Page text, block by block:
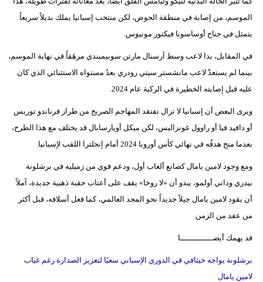
الموسم، من إصابة في منطقة الحوض، لكن منتخب إسبانيا يملك بديلاً سريعاً
يتمثل في جناح أوساسونا فيكتور مونيوس.
في المقابل، بدا لاعب وسط آرسنال مارتن سوبيميندي مرهَقاً في نهاية الموسم،
بينما لم يستعدْ لاعب مانشستر سيتي رودري بعدُ مستواه الاستثنائي الذي كان
عليه قبل إصابته الخطيرة في الركبة عام 2024.
ويرى البعض أن إسبانيا لا تزال تفتقد المهاجم الصريح من طراز فرناندو توريس
أو دافيد فيا أو راوول غونزاليس، لكن ميكل أويارسابال قد يختلف مع هذا الطرح،
بعدما منح هدفُه في نهائي كأس أوروبا 2024 أمام إنجلترا اللقب لإسبانيا.
ومع وجود لامين يامال كصانع ألعاب أول، ودعم قوي من زميليه في برشلونة
بيدري وداني أولمو، يبدو أن «لا روخا» يقف على أعتاب حقبة ذهبية جديدة، آملاً
أن يقود لامين يامال جيلاً جديداً نحو المجد العالمي، كما فعل أسلافه، قبل أكثر
من عقد من الزمن.
قد يهمك أيضــــــــــــــا
برشلونة يواجه خيتافي في الدوري الإسباني سعيًا لتعزيز الصدارة رغم غياب
لامين يامال